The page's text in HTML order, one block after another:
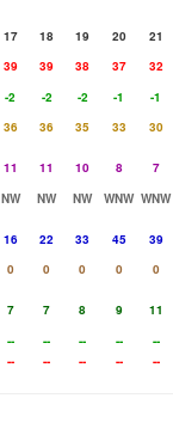
17 18 19 20 21
39 39 38 37 32
-2 -2 -2 -1 -1
36 36 35 33 30
11 11 10 8 7
NW NW NW WNW WNW
16 22 33 45 39
0 0 0 0 0
7 7 8 9 11
-- -- -- -- --
-- -- -- -- --